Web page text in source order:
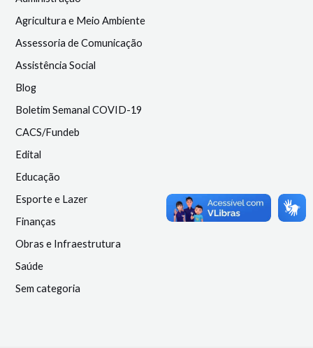
Agricultura e Meio Ambiente
Assessoria de Comunicação
Assistência Social
Blog
Boletim Semanal COVID-19
CACS/Fundeb
Edital
Educação
Esporte e Lazer
Finanças
Obras e Infraestrutura
Saúde
Sem categoria